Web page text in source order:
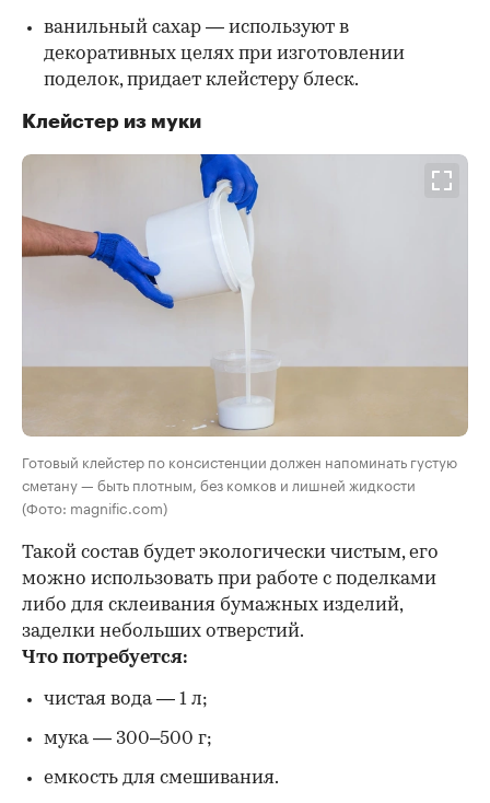
ванильный сахар — используют в
декоративных целях при изготовлении
поделок, придает клейстеру блеск.
Клейстер из муки
Готовый клейстер по консистенции должен напоминать густую
сметану — быть плотным, без комков и лишней жидкости
(Фото: magnific.com)
Такой состав будет экологически чистым, его
можно использовать при работе с поделками
либо для склеивания бумажных изделий,
заделки небольших отверстий.
Что потребуется:
чистая вода — 1 л;
мука — 300–500 г;
емкость для смешивания.